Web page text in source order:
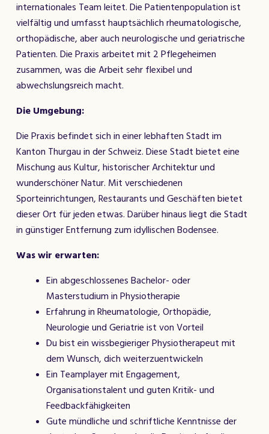
internationales Team leitet. Die Patientenpopulation ist
vielfältig und umfasst hauptsächlich rheumatologische,
orthopädische, aber auch neurologische und geriatrische
Patienten. Die Praxis arbeitet mit 2 Pflegeheimen
zusammen, was die Arbeit sehr flexibel und
abwechslungsreich macht.
Die Umgebung:
Die Praxis befindet sich in einer lebhaften Stadt im
Kanton Thurgau in der Schweiz. Diese Stadt bietet eine
Mischung aus Kultur, historischer Architektur und
wunderschöner Natur. Mit verschiedenen
Sporteinrichtungen, Restaurants und Geschäften bietet
dieser Ort für jeden etwas. Darüber hinaus liegt die Stadt
in günstiger Entfernung zum idyllischen Bodensee.
Was wir erwarten:
Ein abgeschlossenes Bachelor- oder
Masterstudium in Physiotherapie
Erfahrung in Rheumatologie, Orthopädie,
Neurologie und Geriatrie ist von Vorteil
Du bist ein wissbegieriger Physiotherapeut mit
dem Wunsch, dich weiterzuentwickeln
Ein Teamplayer mit Engagement,
Organisationstalent und guten Kritik- und
Feedbackfähigkeiten
Gute mündliche und schriftliche Kenntnisse der